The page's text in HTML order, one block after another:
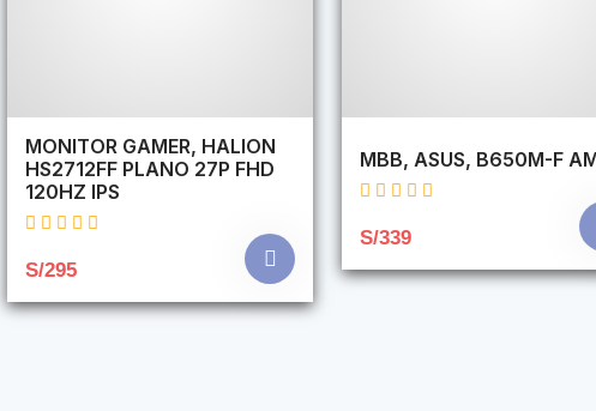
MONITOR GAMER, HALION
HS2712FF PLANO 27P FHD
120HZ IPS
S/295
MBB, ASUS, B650M-F
S/339